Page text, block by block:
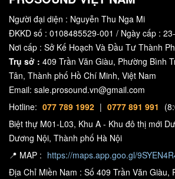
Cấu tạo bên trong của loa ADAMSON
ADAMSON Point 8 có 1 driver Bass ND8-LM
8inch và 1 driver Treble 1 inch nằm trên
Người đại diện : Nguyễn Thu Nga Mi
ĐKKD số : 0108485529-001 / Ngày cấp :
Nơi cấp : Sở Kế Hoạch Và Đầu Tư Thành
Trụ sở : 409 Trần Văn Giàu, Phường Bình
Tân, Thành phố Hồ Chí Minh, Việt Nam
Email: sale.prosound.vn@gmail.com
Hotline: 077 789 1992 | 0777 891 991
Biệt thự M01-L03, Khu A - Khu đô thị mới
Dương Nội, Thành phố Hà Nội
📍 MAP : https://maps.app.goo.gl/
Địa Chỉ Miền Nam : Số 409 Trần Văn Giàu,